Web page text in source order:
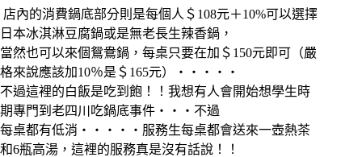
店內的消費鍋底部分則是每個人＄108元＋10%可以選擇
日本冰淇淋豆腐鍋或是無老長生辣香鍋，
當然也可以來個鴛鴦鍋，每桌只要在加＄150元即可（嚴
格來說應該加10％是＄165元）‧‧‧‧‧
不過這裡的白飯是吃到飽！！我想有人會開始想學生時
期專門到老四川吃鍋底事件‧‧‧不過
每桌都有低消‧‧‧‧‧服務生每桌都會送來一壺熱茶
和6瓶高湯，這裡的服務真是沒有話說！！